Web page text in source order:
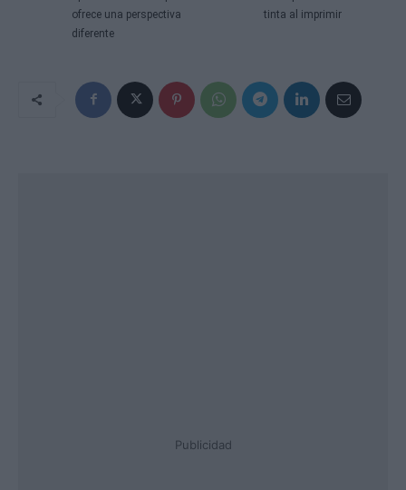
ofrece una perspectiva
diferente
tinta al imprimir
Publicidad